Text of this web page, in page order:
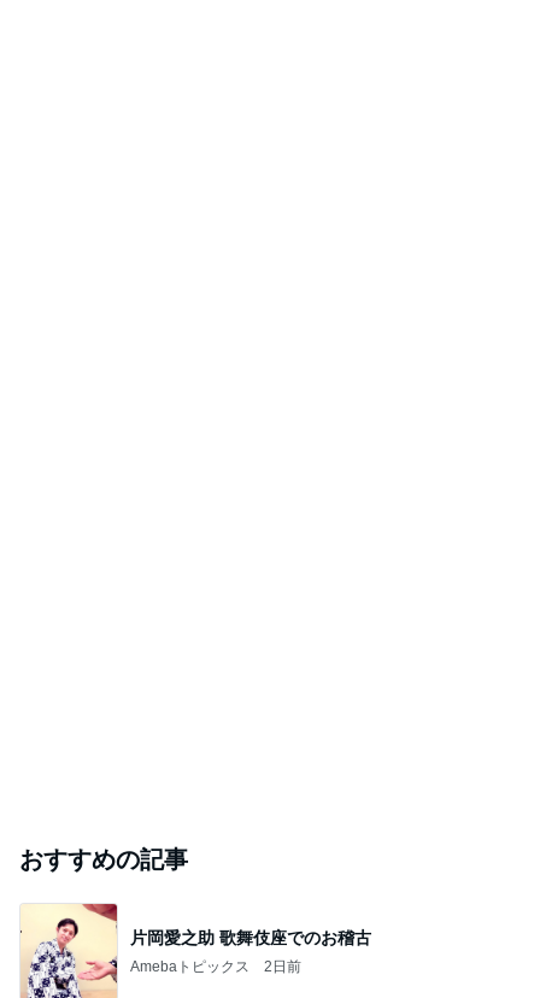
おすすめの記事
片岡愛之助 歌舞伎座でのお稽古
Amebaトピックス 2日前